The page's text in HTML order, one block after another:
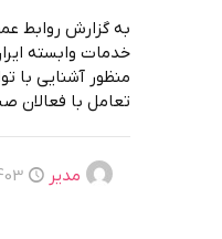
به گزارش روابط
خدمات وابسته
منظور آشنایی با
تعامل با فعالان
مدیر 12-19